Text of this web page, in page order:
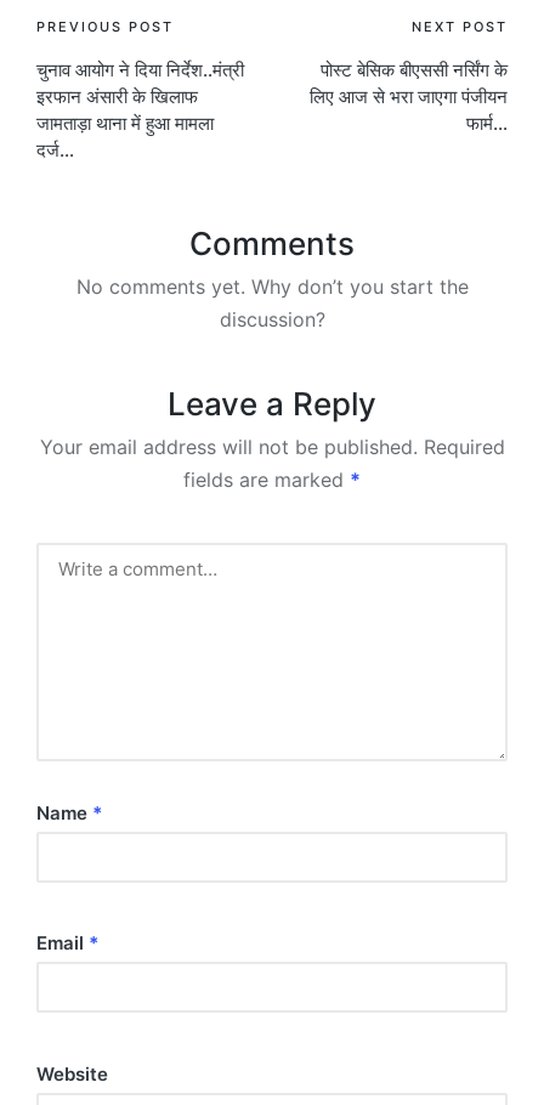
Post
navigation
PREVIOUS POST
चुनाव आयोग ने दिया निर्देश..मंत्री
इरफान अंसारी के खिलाफ
जामताड़ा थाना में हुआ मामला
दर्ज…
NEXT POST
पोस्ट बेसिक बीएससी नर्सिंग के
लिए आज से भरा जाएगा पंजीयन
फार्म…
Comments
No comments yet. Why don’t you start the
discussion?
Leave a Reply
Your email address will not be published. Required
fields are marked *
Name *
Email *
Website